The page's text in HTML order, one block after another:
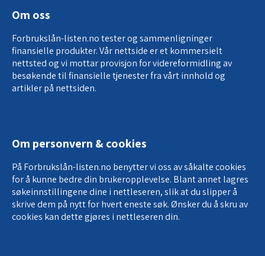
Om oss
Forbrukslån-listen.no tester og sammenligninger
finansielle produkter. Vår nettside er et kommersielt
nettsted og vi mottar provisjon forvidereformidling av
besøkende til finansielle tjenesterfra vårt innhold og
artikler på nettsiden.
Om personvern & cookies
På Forbrukslån-listen.no benytter vi oss av såkalte cookies
for å kunne bedre din brukeropplevelse. Blant annet lagres
søkeinnstillingene dine i nettleseren, slik at du slipper å
skrive dem på nytt for hvert eneste søk. Ønsker du å skru av
cookies kan dette gjøres i nettleseren din.